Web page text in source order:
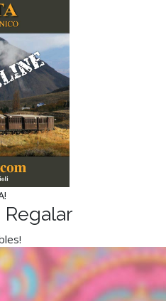
Regalar